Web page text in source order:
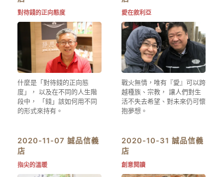
對待錢的正向態度
什麼是「對待錢的正向態
度」， 以及在不同的人生階
段中， 「錢」該如何用不同
的形式來持有。
愛在敘利亞
戰火無情，唯有『愛』可以跨
越種族、宗教， 讓人們對生
活不失去希望、對未來仍可懷
抱夢想。
2020-11-07 誠品信義
店
指尖的溫暖
2020-10-31 誠品信義
店
創意閱讀